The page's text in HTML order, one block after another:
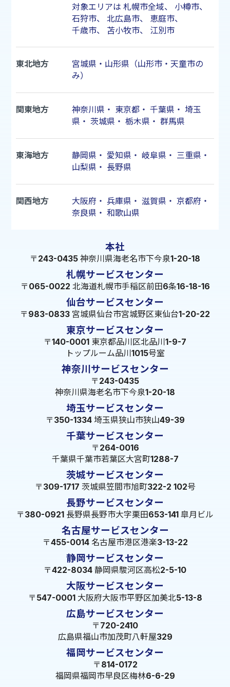
対象エリアは 札幌市全域、 小樽市、
石狩市、 北広島市、 恵庭市、
千歳市、 苫小牧市、 江別市
東北地方
宮城県・山形県（山形市・天童市の
み）
関東地方 神奈川県 ・ 東京都・ 千葉県 ・ 埼玉
県 ・ 茨城県 ・ 栃木県 ・ 群馬県
東海地方 静岡県 ・ 愛知県 ・ 岐阜県 ・ 三重県 ・
山梨県 ・ 長野県
関西地方 大阪府 ・ 兵庫県 ・ 滋賀県 ・ 京都府 ・
奈良県 ・ 和歌山県
本社
〒243-0435 神奈川県海老名市下今泉1-20-18
札幌サービスセンター
〒065-0022 北海道札幌市手稲区前田6条16-18-16
仙台サービスセンター
〒983-0833 宮城県仙台市宮城野区東仙台1-20-22
東京サービスセンター
〒140-0001 東京都品川区北品川1-9-7
トップルーム品川1015号室
神奈川サービスセンター
〒243-0435
神奈川県海老名市下今泉1-20-18
埼玉サービスセンター
〒350-1334 埼玉県狭山市狭山49-39
千葉サービスセンター
〒264-0016
千葉県千葉市若葉区大宮町1288-7
茨城サービスセンター
〒309-1717 茨城県笠間市旭町322-2 102号
長野サービスセンター
〒380-0921 長野県長野市大字栗田653-141 皐月ビル
名古屋サービスセンター
〒455-0014 名古屋市港区港楽3-13-22
静岡サービスセンター
〒422-8034 静岡県駿河区高松2-5-10
大阪サービスセンター
〒547-0001 大阪府大阪市平野区加美北5-13-8
広島サービスセンター
〒720-2410
広島県福山市加茂町八軒屋329
福岡サービスセンター
〒814-0172
福岡県福岡市早良区梅林6-6-29